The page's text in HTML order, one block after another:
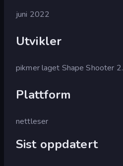
juni 2022
Utvikler
pikmer laget Shape Shooter 2.
Plattform
nettleser
Sist oppdatert